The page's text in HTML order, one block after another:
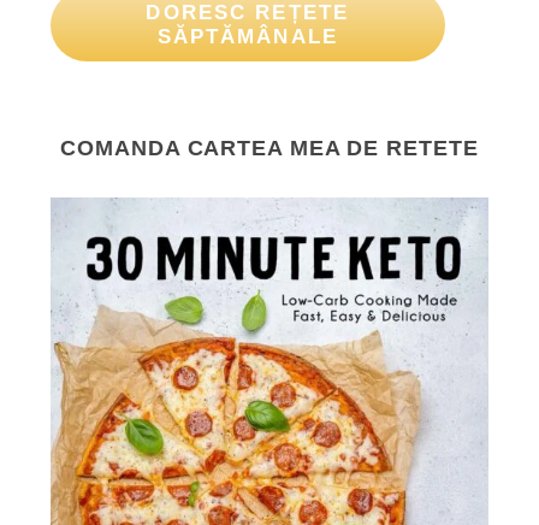
DORESC REȚETE
SĂPTĂMÂNALE
COMANDA CARTEA MEA DE RETETE